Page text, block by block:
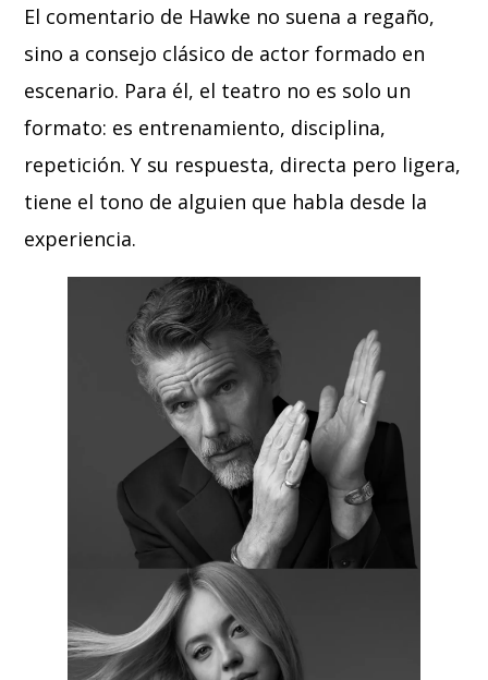
El comentario de Hawke no suena a regaño,
sino a consejo clásico de actor formado en
escenario. Para él, el teatro no es solo un
formato: es entrenamiento, disciplina,
repetición. Y su respuesta, directa pero ligera,
tiene el tono de alguien que habla desde la
experiencia.